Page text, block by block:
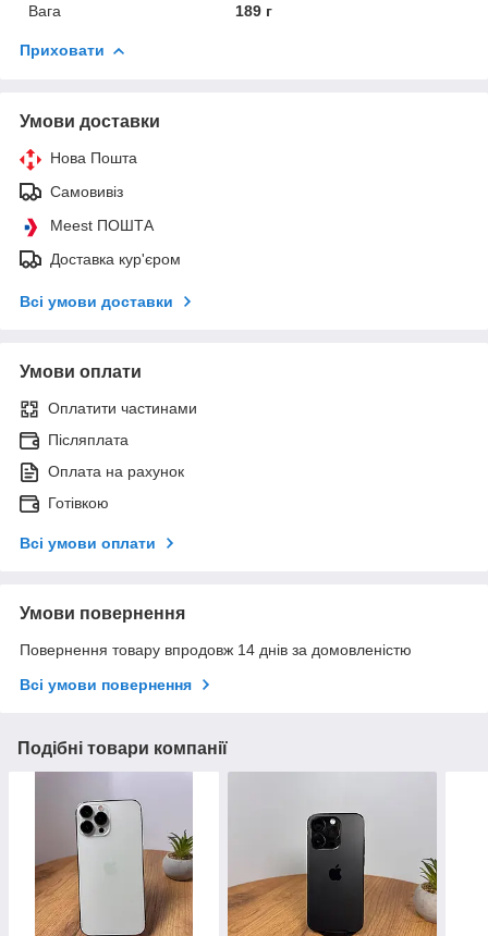
Вага
189 г
Приховати
Умови доставки
Нова Пошта
Самовивіз
Meest ПОШТА
Доставка кур'єром
Всі умови доставки
Умови оплати
Оплатити частинами
Післяплата
Оплата на рахунок
Готівкою
Всі умови оплати
Умови повернення
Повернення товару впродовж 14 днів за домовленістю
Всі умови повернення
Подібні товари компанії